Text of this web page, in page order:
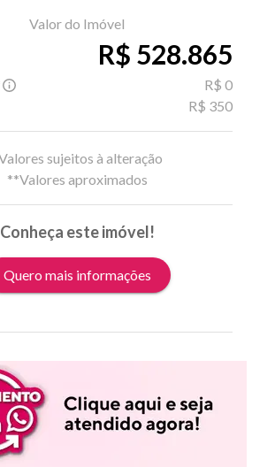
Valor do Imóvel
R$ 528.865
R$ 0
R$ 350
sujeitos à alteração
**Valores aproximados
Conheça este imóvel!
Quero mais informações